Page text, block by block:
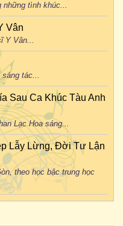
những tình khúc...
Vân
Y Vân...
tác...
Sau Ca Khúc Tàu Anh
Lạc Hoa sáng...
Lẫy Lừng, Đời Tư Lận
theo học bậc trung học